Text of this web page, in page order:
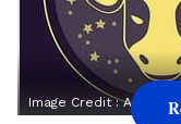
Image Credit :Asianet